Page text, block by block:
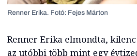
Renner Erika. Fotó: Fejes Márton
Renner Erika elmondta,
az utóbbi több mint egy